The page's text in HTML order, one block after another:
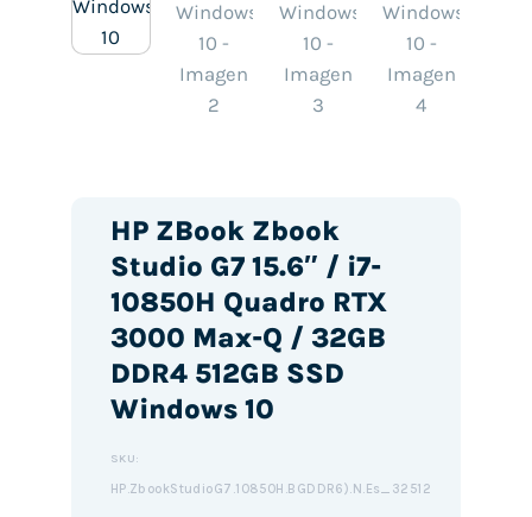
HP ZBook Zbook
Studio G7 15.6″ / i7-
10850H Quadro RTX
3000 Max-Q / 32GB
DDR4 512GB SSD
Windows 10
SKU:
HP.ZbookStudioG7.10850H.BGDDR6).N.Es_32512